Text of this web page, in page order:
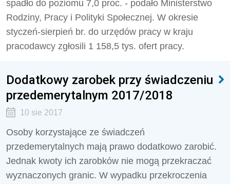
spadło do poziomu 7,0 proc. - podało Ministerstwo
Rodziny, Pracy i Polityki Społecznej. W okresie
styczeń-sierpień br. do urzędów pracy w kraju
pracodawcy zgłosili 1 158,5 tys. ofert pracy.
Dodatkowy zarobek przy świadczeniu
przedemerytalnym 2017/2018
10 sie 2017
Osoby korzystające ze świadczeń
przedemerytalnych mają prawo dodatkowo zarobić.
Jednak kwoty ich zarobków nie mogą przekraczać
wyznaczonych granic. W wypadku przekroczenia